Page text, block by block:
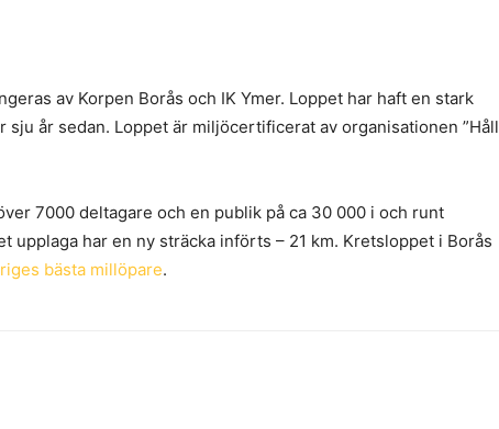
av Korpen Borås och IK Ymer. Loppet har haft en stark
år sedan. Loppet är miljöcertificerat av organisationen ”Håll
7000 deltagare och en publik på ca 30 000 i och runt
upplaga har en ny sträcka införts – 21 km. Kretsloppet i Borås
bästa millöpare.